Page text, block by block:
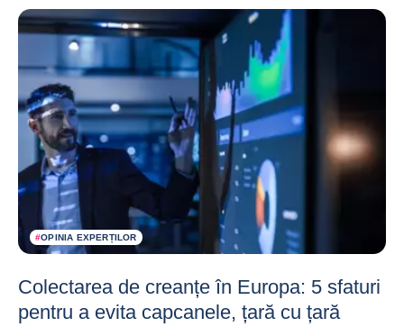
#OPINIA EXPERȚILOR
Colectarea de creanțe în Europa: 5 sfaturi
pentru a evita capcanele, țară cu țară